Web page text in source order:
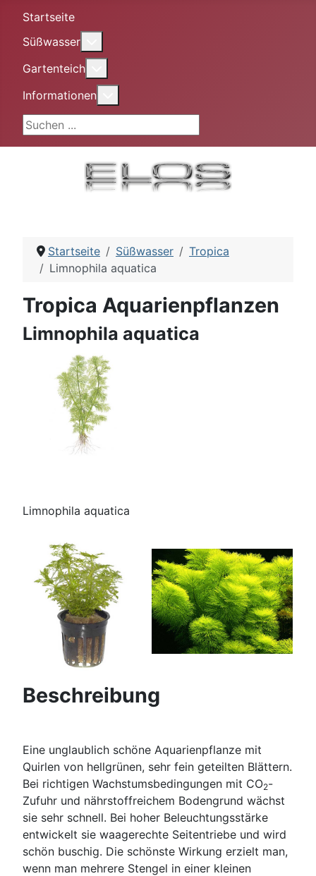
Startseite
Süßwasser
Gartenteich
Informationen
Suchen ...
Startseite Süßwasser
Tropica
Limnophila aquatica
Tropica Aquarienpflanzen
Limnophila aquatica
Limnophila aquatica
Beschreibung
Eine unglaublich schöne Aquarienpflanze mit
Quirlen von hellgrünen, sehr fein geteilten Blättern.
Bei richtigen Wachstumsbedingungen mit CO2-
Zufuhr und nährstoffreichem Bodengrund wächst
sie sehr schnell. Bei hoher Beleuchtungsstärke
entwickelt sie waagerechte Seitentriebe und wird
schön buschig. Die schönste Wirkung erzielt man,
wenn man mehrere Stengel in einer kleinen